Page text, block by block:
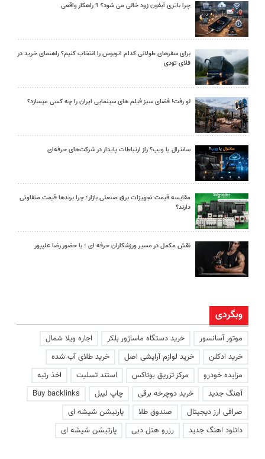
چرا باتری آیفون زود خالی می شود؟ ۹ راهکار واقعی
برای سفرهای طولانی کدام اتوبوس را انتخاب کنیم؟ راهنمای خرید در
فلای تودی
لو رفت! فضای سبز فیلم های سینمایی ایران را چه کسی میسازد؟
سانترال یا ویپ؟ راز ارتباطات پایدار در شرکت‌های حرفه‌ای
مقایسه قیمت تجهیزات برق صنعتی بازار؛ چرا برندها قیمت متفاوتی
دارند؟
نقش مکمل در مسیر ورزشکاران حرفه ای ؛ با حضور رضا علیپور
وبگردی
موتور آسانسور خرید دستگاه ماساژور بلکر
اجاره ویلا شمال
خرید ادکلن
خرید لوازم آرایشی اصل
خرید طلای آب شده
مزایده خودرو
مرکز تزریق بوتاکس استند تسلیت
اخذ رتبه
آهنگ جدید
خرید دوچرخه برقی چاپ لیبل
Buy backlinks
صرافی ارز دیجیتال
صندوق طلا
پارتیشن شیشه ای
دانلود اهنگ جدید
رزرو هتل دبی پارتیشن شیشه ای